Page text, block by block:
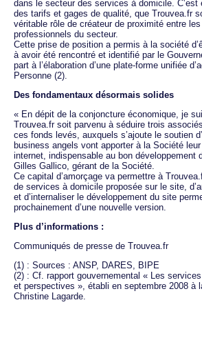
dans le secteur des services à domicile. C’est
des tarifs et gages de qualité, que Trouvea.fr
véritable rôle de créateur de proximité entre
professionnels du secteur.
Cette prise de position a permis à la société
à avoir été rencontré et identifié par le
part à l’élaboration d’une plate-forme unifiée
Personne (2).
Des fondamentaux désormais solides
« En dépit de la conjoncture économique, je
Trouvea.fr soit parvenu à séduire trois
ces fonds levés, auxquels s’ajoute le soutien
business angels vont apporter à la Société
internet, indispensable au bon développement
Gilles Gallico, gérant de la Société.
Ce capital d’amorçage va permettre à
de services à domicile proposée sur le site,
et d’internaliser le développement du site
prochainement d’une nouvelle version.
Plus d’informations :
Communiqués de presse de Trouvea.fr
(1) : Sources : ANSP, DARES, BIPE
(2) : Cf. rapport gouvernemental « Les
et perspectives », établi en septembre 2008 à
Christine Lagarde.